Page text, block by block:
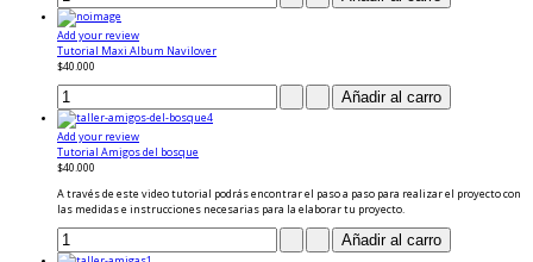
Add your review
Tutorial Maxi Album Navilover
$40.000
Add your review
Tutorial Amigos del bosque
$40.000
A través de este video tutorial podrás encontrar el paso a paso para realizar el proyecto con
las medidas e instrucciones necesarias para la elaborar tu proyecto.